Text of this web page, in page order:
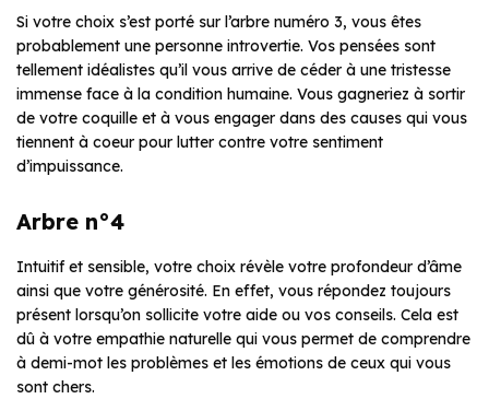
Si votre choix s’est porté sur l’arbre numéro 3, vous êtes
probablement une personne introvertie. Vos pensées sont
tellement idéalistes qu’il vous arrive de céder à une tristesse
immense face à la condition humaine. Vous gagneriez à sortir
de votre coquille et à vous engager dans des causes qui vous
tiennent à coeur pour lutter contre votre sentiment
d’impuissance.
Arbre n°4
Intuitif et sensible, votre choix révèle votre profondeur d’âme
ainsi que votre générosité. En effet, vous répondez toujours
présent lorsqu’on sollicite votre aide ou vos conseils. Cela est
dû à votre empathie naturelle qui vous permet de comprendre
à demi-mot les problèmes et les émotions de ceux qui vous
sont chers.